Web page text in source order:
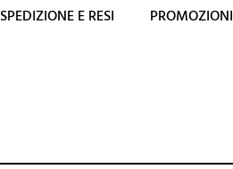
SPEDIZIONE E RESI
PROMOZIONI